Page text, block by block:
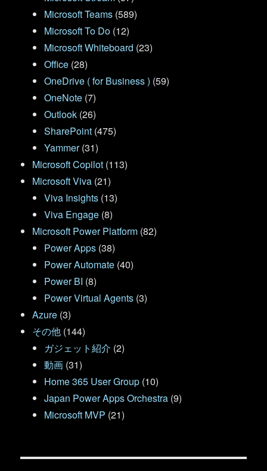
Microsoft Teams (589)
Microsoft To Do (12)
Microsoft Whiteboard (23)
Office (28)
OneDrive ( for Business ) (59)
OneNote (7)
Outlook (26)
SharePoint (475)
Yammer(31)
Microsoft Copilot (113)
Microsoft Viva (21)
Viva Insights (13)
Viva Engage (8)
Microsoft Power Platform (82)
Power Apps (38)
Power Automate (40)
Power BI (8)
Power Virtual Agents (3)
Azure (3)
その他 (144)
ガジェット紹介 (2)
動画 (31)
Home 365 User Group (10)
Japan Power Apps Orchestra (9)
Microsoft MVP (21)